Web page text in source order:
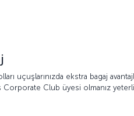
uçuşlarınızda ekstra bagaj
Club üyesi olmanız